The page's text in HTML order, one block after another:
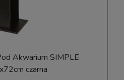
Akwarium SIMPLE
czarna